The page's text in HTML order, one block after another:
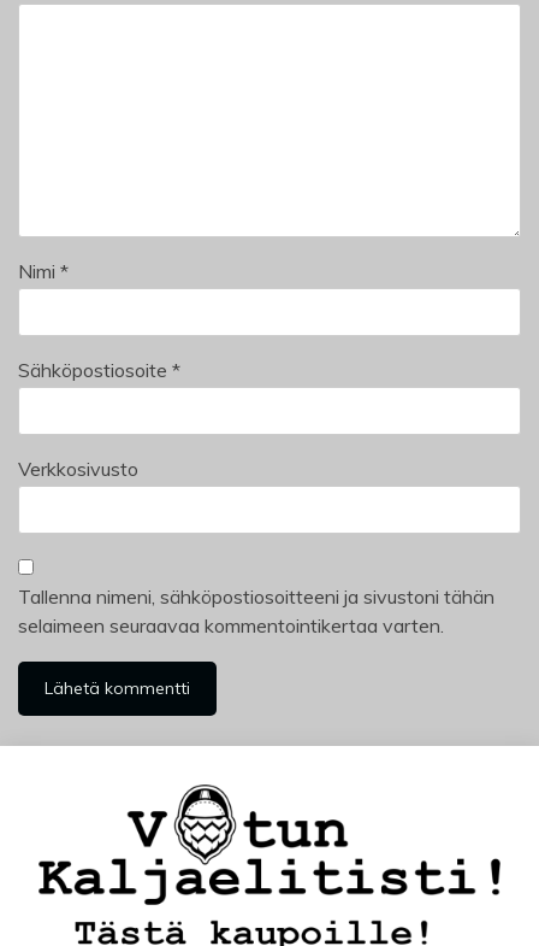
Nimi *
Sähköpostiosoite *
Verkkosivusto
Tallenna nimeni, sähköpostiosoitteeni ja sivustoni tähän
selaimeen seuraavaa kommentointikertaa varten.